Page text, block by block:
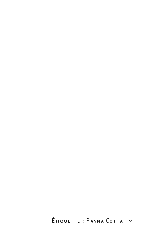
Étiquette : Panna Cotta